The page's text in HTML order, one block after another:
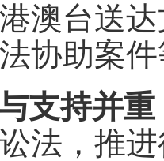
澳台送
协助案
支持并
法，推